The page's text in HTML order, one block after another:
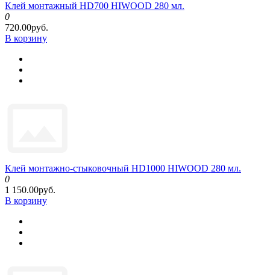
Клей монтажный HD700 HIWOOD 280 мл.
0
720.00руб.
В корзину
Клей монтажно-стыковочный HD1000 HIWOOD 280 мл.
0
1 150.00руб.
В корзину